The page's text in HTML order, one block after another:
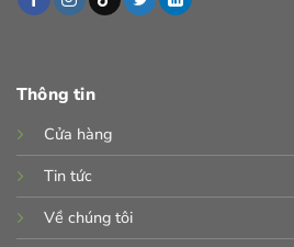
Thông tin
Cửa hàng
Tin tức
Về chúng tôi